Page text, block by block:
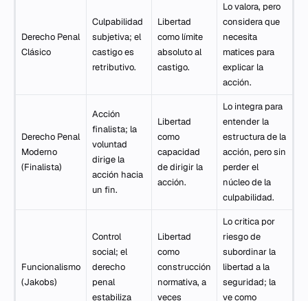
Derecho Penal
Clásico
Culpabilidad
subjetiva; el
castigo es
retributivo.
Libertad
como límite
absoluto al
castigo.
Lo valora, pero
considera que
necesita
matices para
explicar la
acción.
Derecho Penal
Moderno
(Finalista)
Acción
finalista; la
voluntad
dirige la
acción hacia
un fin.
Libertad
como
capacidad
de dirigir la
acción.
Lo integra para
entender la
estructura de la
acción, pero sin
perder el
núcleo de la
culpabilidad.
Funcionalismo
(Jakobs)
Control
social; el
derecho
penal
estabiliza
Libertad
como
construcción
normativa, a
veces
Lo critica por
riesgo de
subordinar la
libertad a la
seguridad; la
ve como